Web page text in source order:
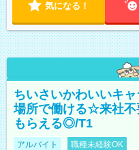
気になる！
ちいさいかわいいキ
場所で働ける☆来社不
もらえる◎/T1
アルバイト 職種未経験OK